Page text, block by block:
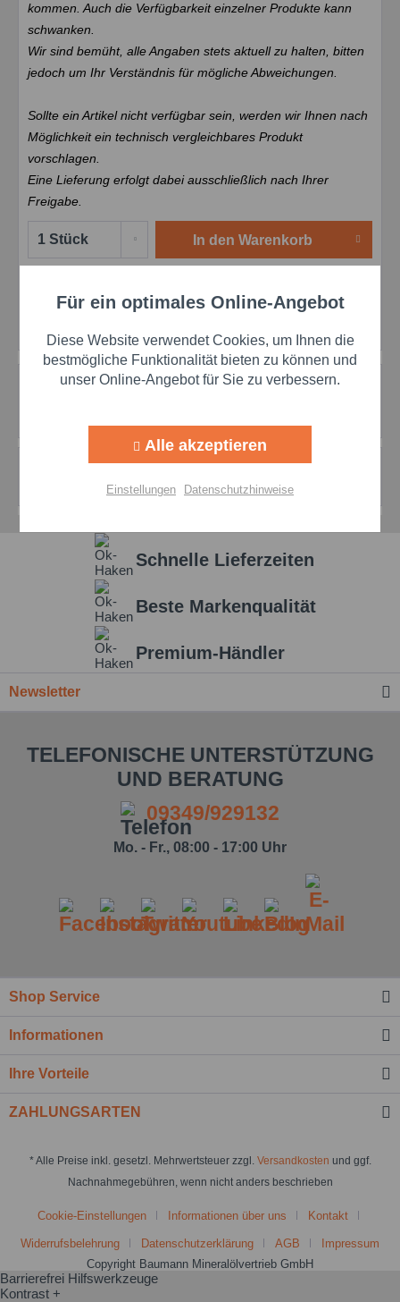
kommen. Auch die Verfügbarkeit einzelner Produkte kann
schwanken.
Wir sind bemüht, alle Angaben stets aktuell zu halten, bitten
jedoch um Ihr Verständnis für mögliche Abweichungen.
Sollte ein Artikel nicht verfügbar sein, werden wir Ihnen nach
Möglichkeit ein technisch vergleichbares Produkt
vorschlagen.
Eine Lieferung erfolgt dabei ausschließlich nach Ihrer
Freigabe.
In den Warenkorb
Preis anfragen
Ich habe die
genommen.*
Beschreibung
Bewertungen
0
Bewertungen lesen, schreiben und diskutieren...
Schnelle Lieferzeiten
Beste Markenqualität
Premium-Händler
Newsletter
TELEFONISCHE UNTERSTÜTZUNG
UND BERATUNG
09349/929132
Mo. - Fr., 08:00 - 17:00 Uhr
Shop Service
Informationen
Ihre Vorteile
ZAHLUNGSARTEN
* Alle Preise inkl. gesetzl. Mehrwertsteuer zzgl. Versandkosten und ggf.
Nachnahmegebühren, wenn nicht anders beschrieben
Cookie-Einstellungen Informationen über uns Kontakt
Widerrufsbelehrung Datenschutzerklärung AGB
Impressum
Copyright Baumann Mineralölvertrieb GmbH
Funktionale Aktiv
Marketing Aktiv
Personalisierung Aktiv
Einstellungen speichern
Für ein optimales Online-Angebot
Diese Website verwendet Cookies, um Ihnen die
bestmögliche Funktionalität bieten zu können und
unser Online-Angebot für Sie zu verbessern.
Alle akzeptieren
Einstellungen Datenschutzhinweise
Barrierefrei Hilfswerkzeuge
Kontrast +